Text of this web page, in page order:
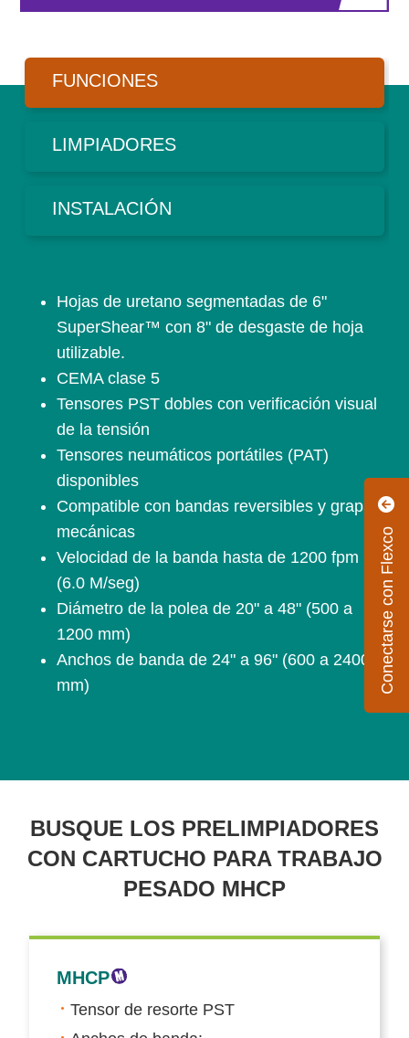
Conectarse con Flexco
FUNCIONES
LIMPIADORES
INSTALACIÓN
Hojas de uretano segmentadas de 6"
SuperShear™ con 8" de desgaste de hoja
utilizable.
CEMA clase 5
Tensores PST dobles con verificación visual
de la tensión
Tensores neumáticos portátiles (PAT)
disponibles
Compatible con bandas reversibles y grapas
mecánicas
Velocidad de la banda hasta de 1200 fpm
(6.0 M/seg)
Diámetro de la polea de 20" a 48" (500 a
1200 mm)
Anchos de banda de 24" a 96" (600 a 2400
mm)
BUSQUE LOS PRELIMPIADORES
CON CARTUCHO PARA TRABAJO
PESADO MHCP
MHCP
Tensor de resorte PST